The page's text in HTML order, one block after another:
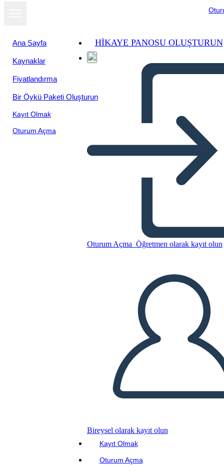
Ana Sayfa
Kaynaklar
Fiyatlandırma
Bir Öykü Paketi Oluşturun
Kayıt Olmak
Oturum Açma
HIKAYE PANOSU OLUŞTURUN
Oturum Açma Öğretmen olarak kayıt olun
Bireysel olarak kayıt olun
Kayıt Olmak
Oturum Açma
del Rifugiato
BİR HİKAYE PANOSU OLUŞTUR
SLAYT GÖSTERİSİNİ OYNAT
BENİ OKU